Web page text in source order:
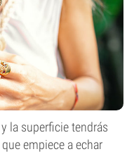
la superficie tendrás
empiece a echar